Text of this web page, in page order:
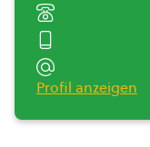
Profil anzeigen